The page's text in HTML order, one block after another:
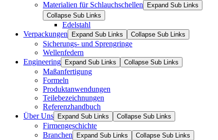
Materialien für Schlauchschellen
Expand Sub Links
Collapse Sub Links
Edelstahl
Verpackungen
Expand Sub Links Collapse Sub Links
Sicherungs- und Sprengringe
Wellenfedern
Engineering
Expand Sub Links Collapse Sub Links
Maßanfertigung
Formeln
Produktanwendungen
Teilebezeichnungen
Referenzhandbuch
Über Uns
Expand Sub Links Collapse Sub Links
Firmengeschichte
Branchen
Expand Sub Links Collapse Sub Links